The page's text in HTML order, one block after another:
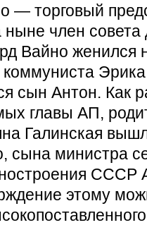
— торговый
член совета
Вайно женился
коммуниста
сын Антон. Как
главы АП,
Галинская
сына министра
СССР
этому